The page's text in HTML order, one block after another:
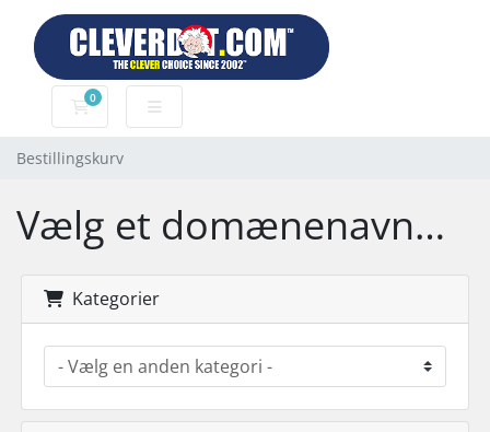
0
Bestillingskurv
Bestillingskurv
Vælg et domænenavn…
Kategorier